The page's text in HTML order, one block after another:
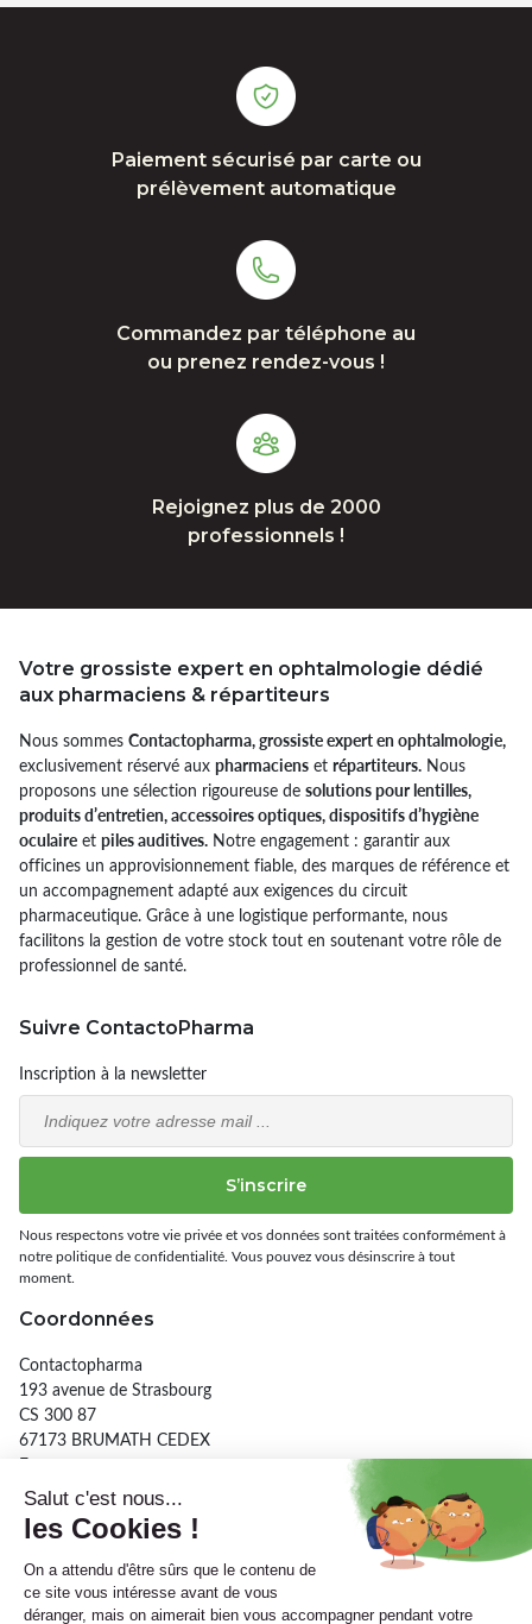
Paiement sécurisé par carte ou
prélèvement automatique
Commandez par téléphone au
ou prenez rendez-vous !
Rejoignez plus de 2000
professionnels !
Votre grossiste expert en ophtalmologie dédié
aux pharmaciens & répartiteurs
Nous sommes Contactopharma, grossiste expert en ophtalmologie,
exclusivement réservé aux pharmaciens et répartiteurs. Nous
proposons une sélection rigoureuse de solutions pour lentilles,
produits d’entretien, accessoires optiques, dispositifs d’hygiène
oculaire et piles auditives. Notre engagement : garantir aux
officines un approvisionnement fiable, des marques de référence et
un accompagnement adapté aux exigences du circuit
pharmaceutique. Grâce à une logistique performante, nous
facilitons la gestion de votre stock tout en soutenant votre rôle de
professionnel de santé.
Suivre ContactoPharma
Inscription à la newsletter
Email
S’inscrire
Nous respectons votre vie privée et vos données sont traitées conformément à
notre politique de confidentialité. Vous pouvez vous désinscrire à tout
moment.
Coordonnées
Contactopharma
193 avenue de Strasbourg
CS 300 87
67173 BRUMATH CEDEX
France
03 90 29 26 56